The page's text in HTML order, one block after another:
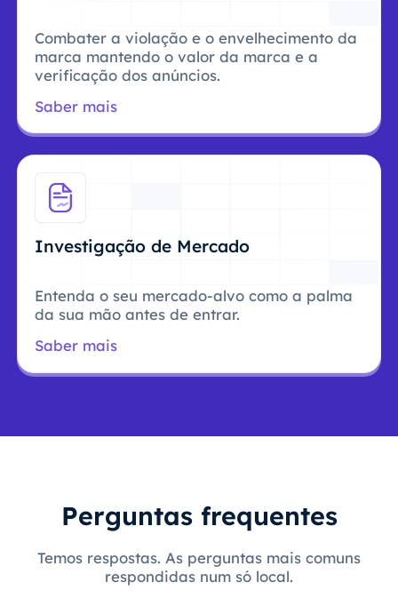
Combater a violação e o envelhecimento da
marca mantendo o valor da marca e a
verificação dos anúncios.
Saber mais
Investigação de Mercado
Entenda o seu mercado-alvo como a palma
da sua mão antes de entrar.
Saber mais
Perguntas frequentes
Temos respostas. As perguntas mais comuns
respondidas num só local.